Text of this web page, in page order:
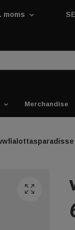
moms
Merchandise